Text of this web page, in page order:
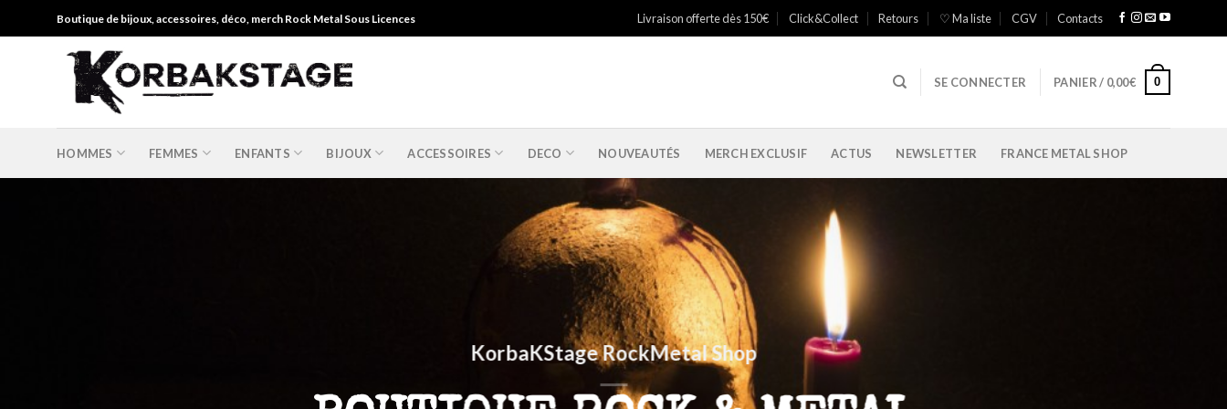
to
Boutique de bijoux, accessoires, déco, merch Rock Metal Sous Licences Livraison offerte dès 150€ Click&Collect Retours ♡ Ma liste CGV Contacts
SE CONNECTER PANIER / 0,00€ 0
HOMMES FEMMES ENFANTS BIJOUX ACCESSOIRES DECO NOUVEAUTÉS MERCH EXCLUSIF ACTUS NEWSLETTER FRANCE METAL SHOP